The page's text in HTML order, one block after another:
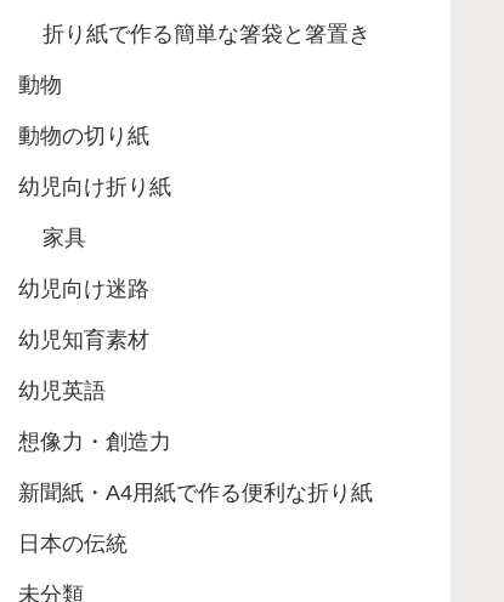
折り紙で作る簡単な箸袋と箸置き
動物
動物の切り紙
幼児向け折り紙
家具
幼児向け迷路
幼児知育素材
幼児英語
想像力・創造力
新聞紙・A4用紙で作る便利な折り紙
日本の伝統
未分類